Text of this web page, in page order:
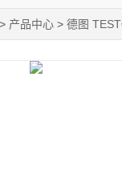
> 产品中心 > 德图